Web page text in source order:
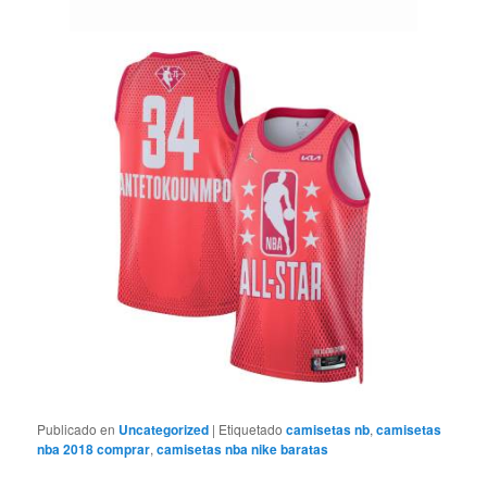
Publicado en Uncategorized | Etiquetado camisetas nb,camisetas
nba 2018 comprar,camisetas nba nike baratas